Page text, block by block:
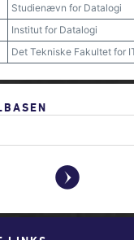
Studienævn for Datalogi
Institut for Datalogi
Det Tekniske Fakultet for
y